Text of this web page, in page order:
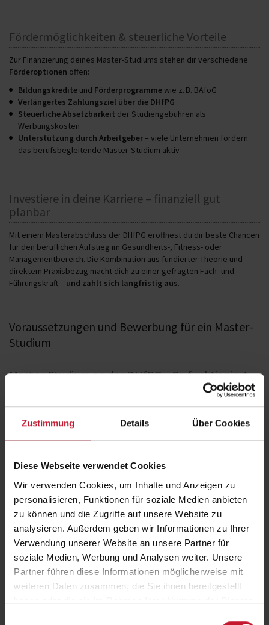
Zustimmung Details Über Cookies
Diese Webseite verwendet Cookies
Wir verwenden Cookies, um Inhalte und Anzeigen zu
personalisieren, Funktionen für soziale Medien anbieten
zu können und die Zugriffe auf unsere Website zu
analysieren. Außerdem geben wir Informationen zu Ihrer
Verwendung unserer Website an unsere Partner für
soziale Medien, Werbung und Analysen weiter. Unsere
Partner führen diese Informationen möglicherweise mit
weiteren Daten zusammen, die Sie ihnen bereitgestellt
haben oder die sie im Rahmen Ihrer Nutzung der Dienste
Fördermöglichkeiten & steuerliche Vorteile
Zur Finanzierung deines Master-Studiums stehen dir verschiedene
Förderoptionen offen:
Bildungskredite und Förderprogrammewie z. B. BAföG
Verlängertes Zahlungsziel über die DHfPG
Steuerliche Absetzbarkeit der Studiengebühren als
Werbungskosten
Unterstützung durch Arbeitgeber – viele Unternehmen fördern
das berufsbegleitende Master-Studium aktiv
Investiere in deine Karriere – finanziell gut
planbar
Mit einem Masterabschluss der DHfPG eröffnest du dir beste Chancen
für den beruflichen Aufstieg im Gesundheits-, Fitness- oder
Managementbereich. Die Kombination aus fundierter Theorie und
direktem Praxisbezug macht dich zu einer gefragten Fach- und
Führungskraft – und zahlt sich langfristig aus.
Voraussetzungen und Bewerbung für ein Master-
Studium
Master-Studium an der DHfPG – So funktioniert
Checkliste bist du bestens vorbereitet! Hier erfährst du, welche
Checkliste für deine Master-Anmeldung:
Studienvertrag
Mit Unterschrift (Anmeldung + Einzugsermächtigung). Falls eine
andere Person oder ein Unternehmen die Studiengebühren
übernimmt, bitte die Kontodaten formlos beilegen.
Digitaler Beratungsbogen
Vor dem Absenden online ausfüllen. ZumBeratungsbogen Master-
Studium – bitte Hinweise im einleitenden Text beachten.
Lichtbild für den Studierendenausweis(optional)